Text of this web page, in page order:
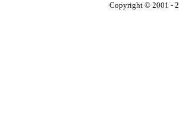
Copyright © 2001 -